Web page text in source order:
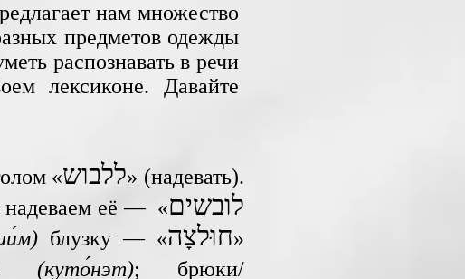
нам множество
предметов одежды
распознавать в речи
лексиконе. Давайте
«ללבוש» (надевать).
надеваем её — «לובשים
блузку — «חוּלצָה»
(куто́нэт); брюки/